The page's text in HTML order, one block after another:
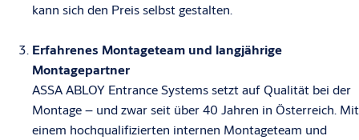
kann sich den Preis selbst gestalten.
Erfahrenes Montageteam und langjährige
Montagepartner
ASSA ABLOY Entrance Systems setzt auf Qualität bei der
Montage – und zwar seit über 40 Jahren in Österreich. Mit
einem hochqualifizierten internen Montageteam und